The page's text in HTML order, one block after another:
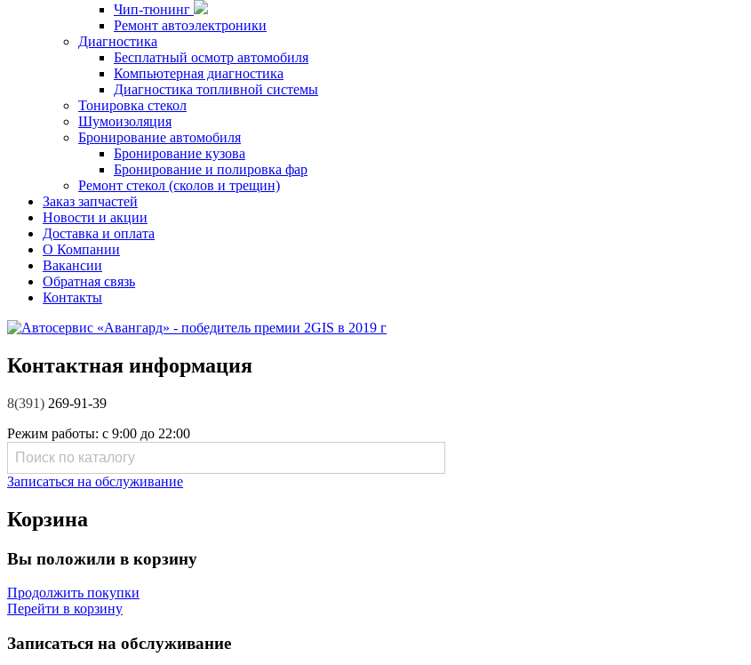
Чип-тюнинг
Ремонт автоэлектроники
Диагностика
Бесплатный осмотр автомобиля
Компьютерная диагностика
Диагностика топливной системы
Тонировка стекол
Шумоизоляция
Бронирование автомобиля
Бронирование кузова
Бронирование и полировка фар
Ремонт стекол (сколов и трещин)
Заказ запчастей
Новости и акции
Доставка и оплата
О Компании
Вакансии
Обратная связь
Контакты
Контактная информация
8(391) 269-91-39
Режим работы: с 9:00 до 22:00
Записаться на обслуживание
Корзина
Вы положили в корзину
Продолжить покупки
Перейти в корзину
Записаться на обслуживание